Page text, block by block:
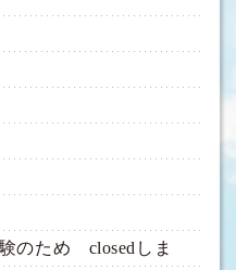
ため closedしま